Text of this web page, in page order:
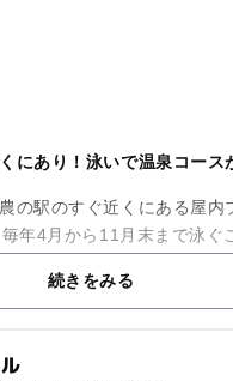
にあり！泳いで温泉コース
の駅のすぐ近くにある屋内
年4月から11月末まで泳ぐ
続きをみる